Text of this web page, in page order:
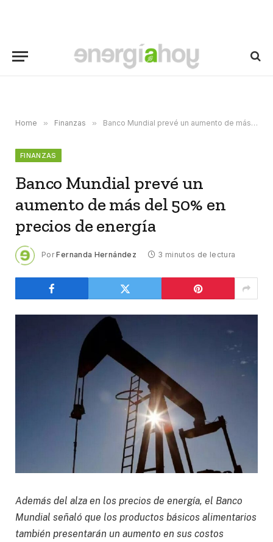
Home » Finanzas » Banco Mundial prevé un aumento de más del 50% en precios de energía
FINANZAS
Banco Mundial prevé un
aumento de más del 50% en
precios de energía
Por Fernanda Hernández 3 minutos de lectura
Además del alza en los precios de energía, el Banco
Mundial señaló que los productos básicos alimentarios
también presentarán un aumento en sus costos